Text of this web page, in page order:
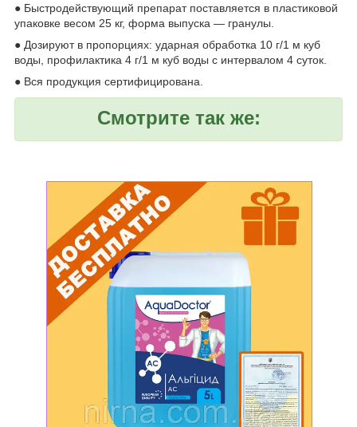
● Быстродействующий препарат поставляется в пластиковой
упаковке весом 25 кг, форма выпуска — гранулы.
● Дозируют в пропорциях: ударная обработка 10 г/1 м куб
воды, профилактика 4 г/1 м куб воды с интервалом 4 суток.
● Вся продукция сертифицирована.
Смотрите так же: